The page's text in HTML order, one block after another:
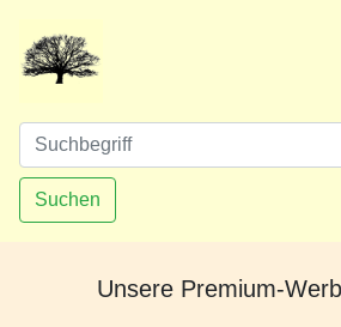
Suchen
Unsere Premium-